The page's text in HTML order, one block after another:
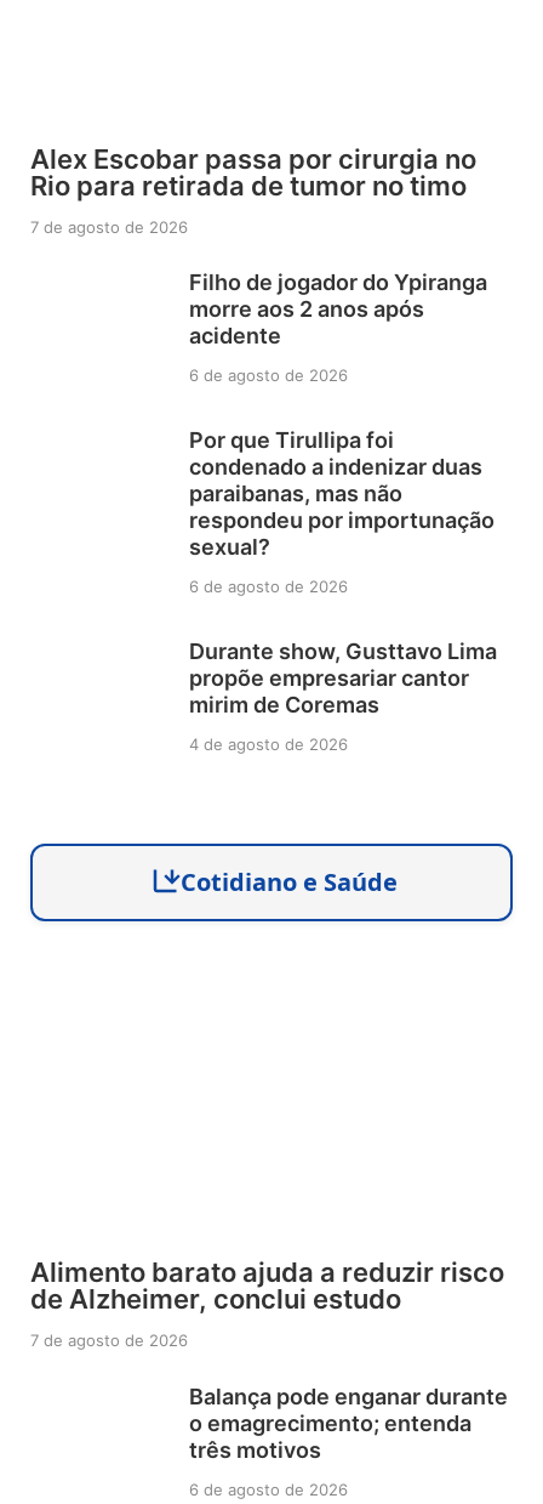
Alex Escobar passa por cirurgia no
Rio para retirada de tumor no timo
7 de agosto de 2026
Filho de jogador do Ypiranga
morre aos 2 anos após
acidente
6 de agosto de 2026
Por que Tirullipa foi
condenado a indenizar duas
paraibanas, mas não
respondeu por importunação
sexual?
6 de agosto de 2026
Durante show, Gusttavo Lima
propõe empresariar cantor
mirim de Coremas
4 de agosto de 2026
Cotidiano e Saúde
Alimento barato ajuda a reduzir risco
de Alzheimer, conclui estudo
7 de agosto de 2026
Balança pode enganar durante
o emagrecimento; entenda
três motivos
6 de agosto de 2026